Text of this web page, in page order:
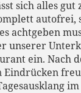
sich alles gut
autofrei,
achtgeben
unserer
ein. Nach
Eindrücken
im